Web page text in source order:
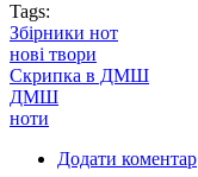
Tags:
Збірники нот
нові твори
Скрипка в ДМШ
ДМШ
ноти
Додати коментар